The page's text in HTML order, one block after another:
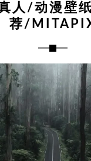
人/动漫壁
荐/